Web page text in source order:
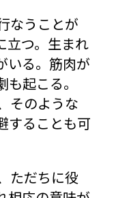
なうことが
立つ。生まれ
いる。筋肉が
起こる。
そのような
することも可
ただちに役